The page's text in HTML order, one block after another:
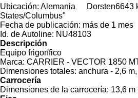
Ubicación: Alemania Dorsten6643
States/Columbus"
Fecha de publicación: más de 1 mes
Id. de Autoline: NU48103
Descripción
Equipo frigorífico
Marca: CARRIER - VECTOR 1850
Dimensiones totales: anchura - 2,6
Carrocería
Dimensiones de la carrocería: 13,6 m